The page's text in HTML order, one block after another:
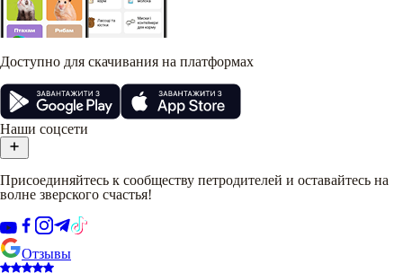
Доступно для скачивания на платформах
Наши соцсети
Присоединяйтесь к сообществу петродителей и оставайтесь на
волне зверского счастья!
Отзывы